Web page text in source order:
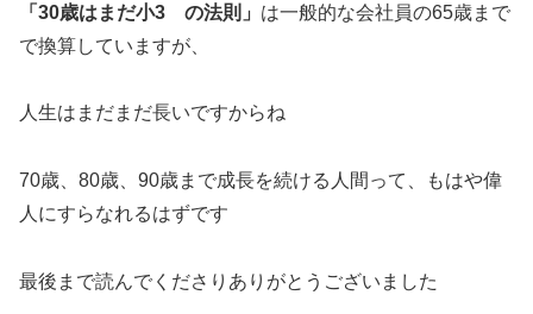
「30歳はまだ小3 の法則」 は一般的な会社員の65歳まで
で換算していますが、
人生はまだまだ長いですからね
70歳、80歳、90歳まで成長を続ける人間って、もはや偉
人にすらなれるはずです
最後まで読んでくださりありがとうございました